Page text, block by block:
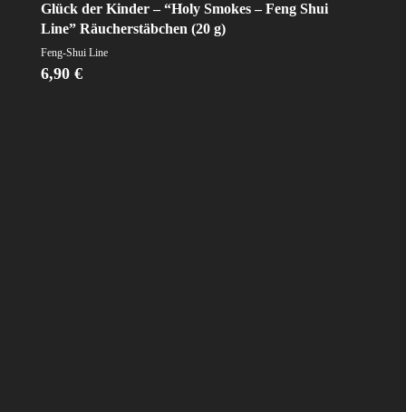
Glück der Kinder – “Holy Smokes – Feng Shui
Line” Räucherstäbchen (20 g)
Feng-Shui Line
6,90 €